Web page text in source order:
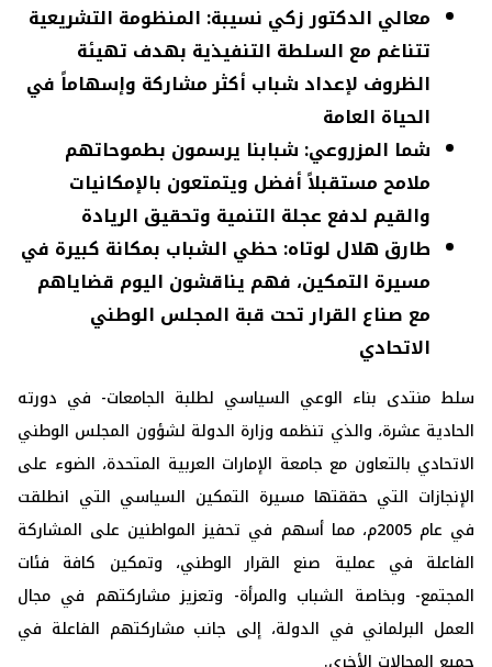
معالي الدكتور زكي نسيبة: المنظومة التشريعية
تتناغم مع السلطة التنفيذية بهدف تهيئة
الظروف لإعداد شباب أكثر مشاركة وإسهاماً في
الحياة العامة
شما المزروعي: شبابنا يرسمون بطموحاتهم
ملامح مستقبلاً أفضل ويتمتعون بالإمكانيات
والقيم لدفع عجلة التنمية وتحقيق الريادة
طارق هلال لوتاه: حظي الشباب بمكانة كبيرة في
مسيرة التمكين، فهم يناقشون اليوم قضاياهم
مع صناع القرار تحت قبة المجلس الوطني
الاتحادي
سلط منتدى بناء الوعي السياسي لطلبة الجامعات- في دورته
الحادية عشرة، والذي تنظمه وزارة الدولة لشؤون المجلس الوطني
الاتحادي بالتعاون مع جامعة الإمارات العربية المتحدة، الضوء على
الإنجازات التي حققتها مسيرة التمكين السياسي التي انطلقت
في عام 2005م، مما أسهم في تحفيز المواطنين على المشاركة
الفاعلة في عملية صنع القرار الوطني، وتمكين كافة فئات
المجتمع- وبخاصة الشباب والمرأة- وتعزيز مشاركتهم في مجال
العمل البرلماني في الدولة، إلى جانب مشاركتهم الفاعلة في